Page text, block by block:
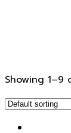
Showing 1–9